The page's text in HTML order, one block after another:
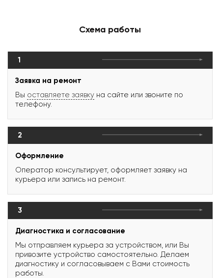
Схема работы
1
Заявка на ремонт
Вы оставляете заявку на сайте или звоните по
телефону.
2
Оформление
Оператор консультирует, оформляет заявку на
курьера или запись на ремонт.
3
Диагностика и согласование
Мы отправляем курьера за устройством, или Вы
привозите устройство самостоятельно. Делаем
диагностику и согласовываем с Вами стоимость
работы.